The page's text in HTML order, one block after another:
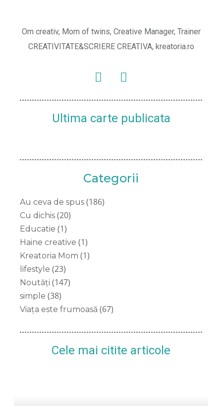
Om creativ, Mom of twins, Creative Manager, Trainer
CREATIVITATE&SCRIERE CREATIVA, kreatoria.ro
Ultima carte publicata
Categorii
Au ceva de spus (186)
Cu dichis (20)
Educatie (1)
Haine creative (1)
Kreatoria Mom (1)
lifestyle (23)
Noutăți (147)
simple (38)
Viața este frumoasă (67)
Cele mai citite articole